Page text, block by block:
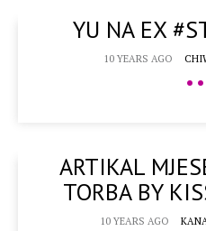
YU NA EX
10 YEARS AGO
ARTIKAL
TORBA BY
10 YEARS AGO